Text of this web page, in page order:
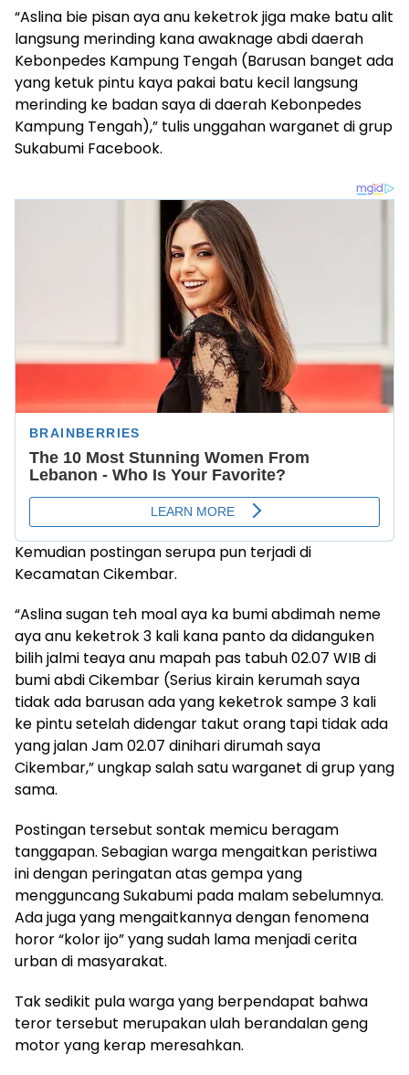
“Aslina bie pisan aya anu keketrok jiga make batu alit
langsung merinding kana awaknage abdi daerah
Kebonpedes Kampung Tengah (Barusan banget ada
yang ketuk pintu kaya pakai batu kecil langsung
merinding ke badan saya di daerah Kebonpedes
Kampung Tengah),” tulis unggahan warganet di grup
Sukabumi Facebook.
Kemudian postingan serupa pun terjadi di
Kecamatan Cikembar.
“Aslina sugan teh moal aya ka bumi abdimah neme
aya anu keketrok 3 kali kana panto da didanguken
bilih jalmi teaya anu mapah pas tabuh 02.07 WIB di
bumi abdi Cikembar (Serius kirain kerumah saya
tidak ada barusan ada yang keketrok sampe 3 kali
ke pintu setelah didengar takut orang tapi tidak ada
yang jalan Jam 02.07 dinihari dirumah saya
Cikembar,” ungkap salah satu warganet di grup yang
sama.
Postingan tersebut sontak memicu beragam
tanggapan. Sebagian warga mengaitkan peristiwa
ini dengan peringatan atas gempa yang
mengguncang Sukabumi pada malam sebelumnya.
Ada juga yang mengaitkannya dengan fenomena
horor “kolor ijo” yang sudah lama menjadi cerita
urban di masyarakat.
Tak sedikit pula warga yang berpendapat bahwa
teror tersebut merupakan ulah berandalan geng
motor yang kerap meresahkan.